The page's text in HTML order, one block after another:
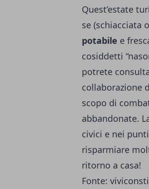
Quest’estate
se (schiacciata
potabile e
cosiddetti
potrete
collaborazione
scopo di
abbandonate.
civici e nei
risparmiare
ritorno a casa!
Fonte: